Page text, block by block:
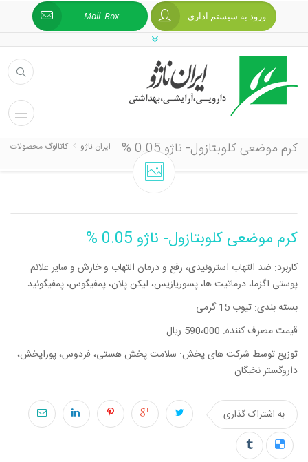
Mail Box ورود به سیستم اداری
کرم موضعی کلوبتازول- ناژو 0.05 % ایران ناژو کاتالوگ محصولات
کرم موضعی کلوبتازول- ناژو 0.05 %
کاربرد: ضد التهاب استروئیدی، رفع و درمان التهاب و خارش و سایر علائم
پوستی اگزما، درماتیت ها، پسوریازیس، لیکن پلان، پمفیگوس، پمفیگوئید
بسته بندی: تیوب 15 گرمی
قیمت مصرف کننده: 590،000 ریال
توزیع توسط شرکت های پخش: سلامت پخش هستی، فردوس، پوراپخش،
داروگستر نخبگان
به اشتراک گذاری